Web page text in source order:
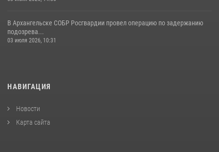
В Архангельске СОБР Росгвардии провел операцию по задержанию
подозрева...
03 июля 2026, 10:31
НАВИГАЦИЯ
Новости
Карта сайта